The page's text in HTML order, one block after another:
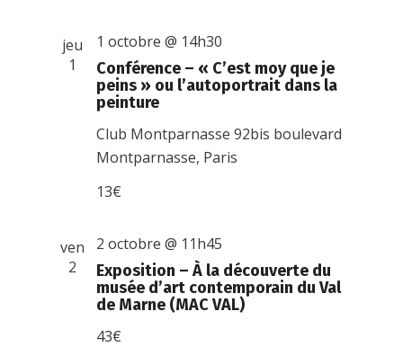
jeu
1
Conférence – « C’est moy que je
peins » ou l’autoportrait dans la
peinture
1 octobre @ 14h30
Club Montparnasse92bis boulevard
Montparnasse, Paris
13€
ven
2
Exposition – À la découverte du
musée d’art contemporain du Val
de Marne (MAC VAL)
2 octobre @ 11h45
43€